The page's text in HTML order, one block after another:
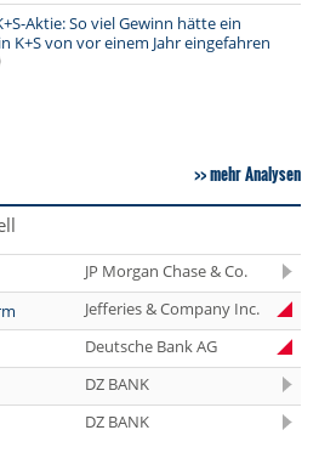
Aktie: So viel Gewinn hätte ein
K+S von vor einem Jahr eingefahren
mehr Analysen
JP Morgan Chase & Co.
Jefferies & Company Inc.
Deutsche Bank AG
DZ BANK
DZ BANK